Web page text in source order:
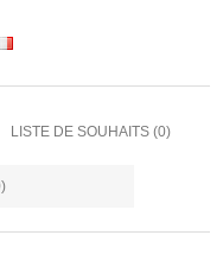
LISTE DE SOUHAITS (0)